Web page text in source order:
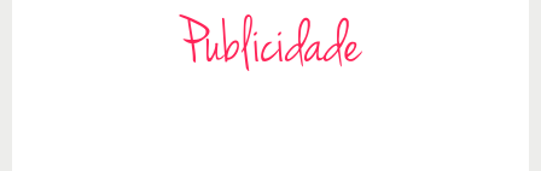
Publicidade